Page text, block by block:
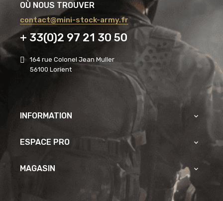
OÙ NOUS TROUVER
contact@mini-stock-army.fr
+ 33(0)2 97 21 30 50
164 rue Colonel Jean Muller
56100 Lorient
INFORMATION 
ESPACE PRO 
MAGASIN 